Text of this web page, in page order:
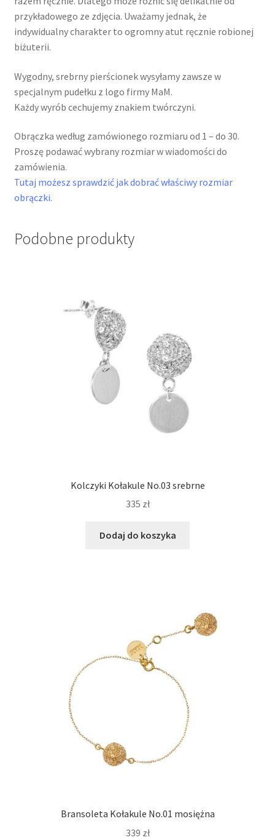
przykładowego ze zdjęcia. Uważamy jednak, że
indywidualny charakter to ogromny atut ręcznie robionej
biżuterii.
Wygodny, srebrny pierścionek wysyłamy zawsze w
specjalnym pudełku z logo firmy MaM.
Każdy wyrób cechujemy znakiem twórczyni.
Obrączka według zamówionego rozmiaru od 1 – do 30.
Proszę podawać wybrany rozmiar w wiadomości do
zamówienia.
Tutaj możesz sprawdzić jak dobrać właściwy rozmiar
obrączki.
Podobne produkty
Kolczyki Kołakule No.03 srebrne
335 zł
Dodaj do koszyka
Bransoleta Kołakule No.01 mosiężna
339 zł